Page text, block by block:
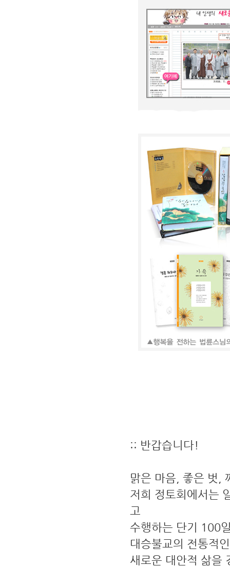
:: 반갑습니다!
맑은 마음, 좋은 벗,
저희 정토회에서는
고
수행하는 단기 100
대승불교의 전통적
새로운 대안적 삶을